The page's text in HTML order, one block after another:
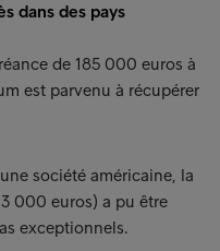
dans des pays
de 185 000 euros à
est parvenu à récupérer
société américaine, la
000 euros) a pu être
exceptionnels.